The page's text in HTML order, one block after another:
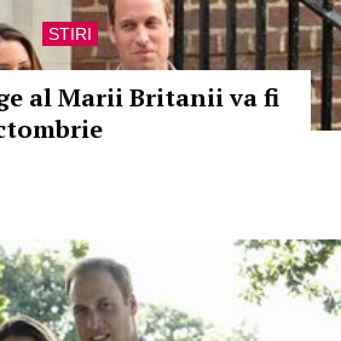
STIRI
al Marii Britanii va fi